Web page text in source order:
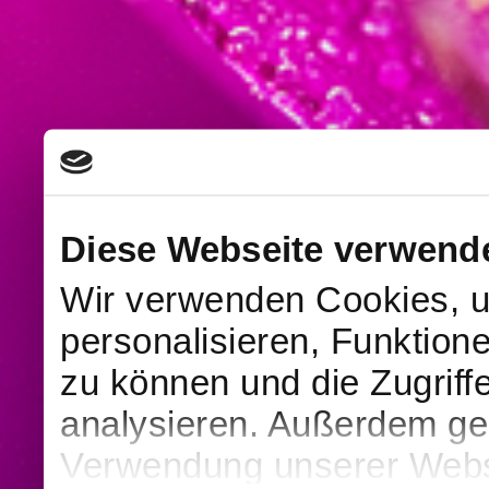
Diese Webseite
Wir verwenden Cookies,
personalisieren,
zu können und die
analysieren. Außerdem
Verwendung unserer